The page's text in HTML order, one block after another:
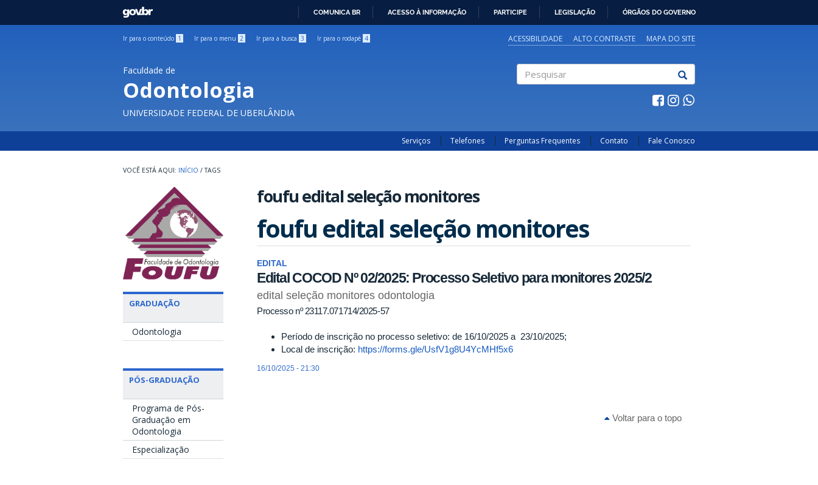
GOVBR
COMUNICA BR ACESSO À INFORMAÇÃO PARTICIPE LEGISLAÇÃO ÓRGÃOS DO GOVERNO
Ir para o conteúdo 1 Ir para o menu 2 Ir para a busca 3 Ir para o rodapé 4 ACESSIBILIDADE ALTO CONTRASTE MAPA DO SITE
Faculdade de
Odontologia
UNIVERSIDADE FEDERAL DE UBERLÂNDIA
Serviços Telefones Perguntas Frequentes Contato Fale Conosco
INÍCIO / TAGS
GRADUAÇÃO
Odontologia
PÓS-GRADUAÇÃO
Programa de Pós-
Graduação em
Odontologia
Especialização
foufu edital seleção monitores
foufu edital seleção monitores
EDITAL
Edital COCOD Nº 02/2025: Processo Seletivo para monitores 2025/2
edital seleção monitores odontologia
Processo nº 23117.071714/2025-57
Período de inscrição no processo seletivo: de 16/10/2025 a 23/10/2025;
Local de inscrição: https://forms.gle/UsfV1g8U4YcMHf5x6
16/10/2025 - 21:30
Voltar para o topo